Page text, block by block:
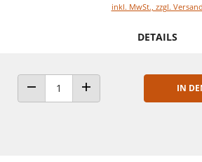
inkl. MwSt., zzgl. Versand
DETAILS
ANZAHL VERRINGERNANZAHL ERHÖHEN
IN